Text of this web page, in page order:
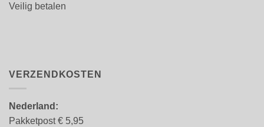
Veilig betalen
VERZENDKOSTEN
Nederland:
Pakketpost € 5,95